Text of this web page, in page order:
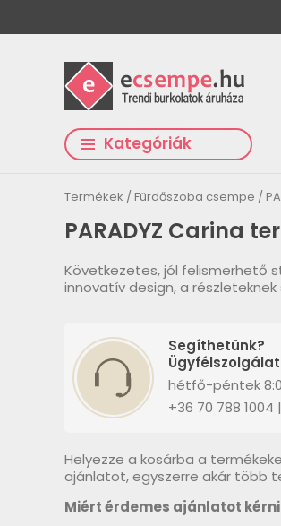
Kategóriák
Termékek Fürdőszoba csempe
PARADYZ Carina
Következetes, jól felismerhető
innovatív design, a
Segíthetünk?
hétfő-péntek
+36 70 788
Helyezze a kosárba a
ajánlatot, egyszerre akár több
Miért érdemes ajánlatot